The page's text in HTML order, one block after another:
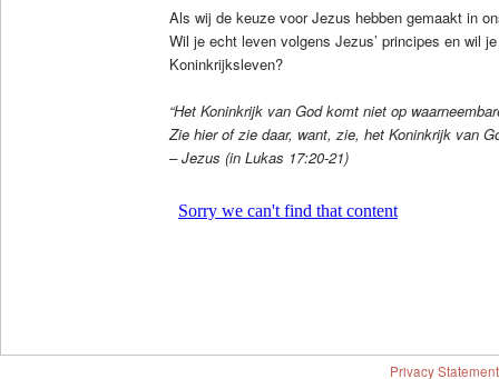
Als wij de keuze voor Jezus hebben gemaakt in
Wil je echt leven volgens Jezus’ principes en wil
Koninkrijksleven?
“Het Koninkrijk van God komt niet op
Zie hier of zie daar, want, zie, het Koninkrijk van
– Jezus (in Lukas 17:20-21)
Privacy Statement